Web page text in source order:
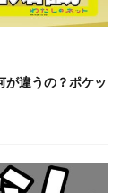
違うの？ポケッ